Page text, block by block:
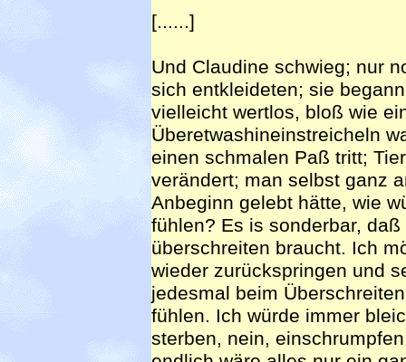
[......]
Und Claudine schwieg; nur
sich entkleideten; sie
vielleicht wertlos, bloß wie
Überetwashineinstreicheln
einen schmalen Paß tritt;
verändert; man selbst ganz
Anbeginn gelebt hätte, wie
fühlen? Es is sonderbar,
überschreiten braucht. Ich
wieder zurückspringen und
jedesmal beim
fühlen. Ich würde immer
sterben, nein,